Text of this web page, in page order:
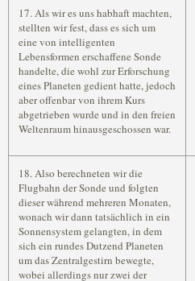
17. Als wir es uns habhaft machten,
stellten wir fest, dass es sich um
eine von intelligenten
Lebensformen erschaffene Sonde
handelte, die wohl zur Erforschung
eines Planeten gedient hatte, jedoch
aber offenbar von ihrem Kurs
abgetrieben wurde und in den freien
Weltenraum hinausgeschossen war.
18. Also berechneten wir die
Flugbahn der Sonde und folgten
dieser während mehreren Monaten,
wonach wir dann tatsächlich in ein
Sonnensystem gelangten, in dem
sich ein rundes Dutzend Planeten
um das Zentralgestirn bewegte,
wobei allerdings nur zwei der